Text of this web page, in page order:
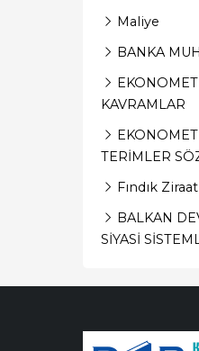
Maliye
BANKA
KAVRAMLAR
TERİMLER
Fındık
BALKAN
SİYASİ